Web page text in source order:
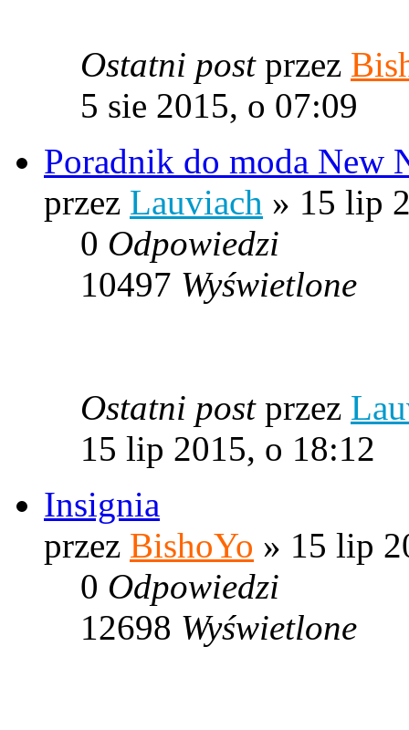
Ostatni post przez
5 sie 2015, o 07:09
Poradnik do moda New
przez Lauviach » 15 lip
0 Odpowiedzi
10497 Wyświetlone
Ostatni post przez
15 lip 2015, o 18:12
Insignia
przez BishoYo » 15 lip
0 Odpowiedzi
12698 Wyświetlone